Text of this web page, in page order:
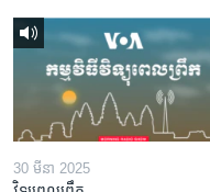
30 មីនា 2025